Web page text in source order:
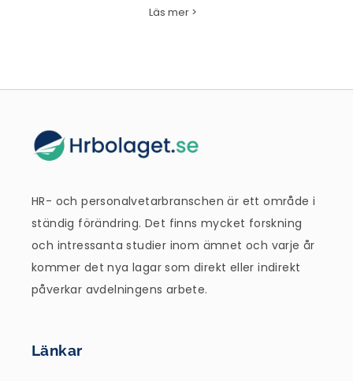
Läs mer >
HR- och personalvetarbranschen är ett område i
ständig förändring. Det finns mycket forskning
och intressanta studier inom ämnet och varje år
kommer det nya lagar som direkt eller indirekt
påverkar avdelningens arbete.
Länkar